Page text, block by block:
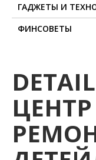
ГАДЖЕТЫ И
ФИНСОВЕТЫ